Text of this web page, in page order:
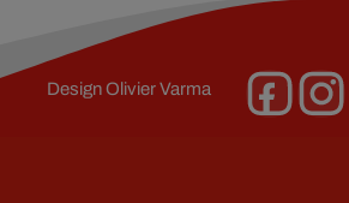
DesignOlivier Varma